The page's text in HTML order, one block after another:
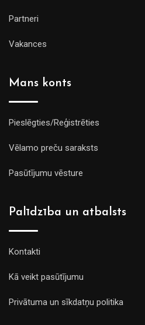
Partneri
Vakances
Mans konts
Pieslēgties/Reģistrēties
Vēlamo preču saraksts
Pasūtījumu vēsture
Palīdzība un atbalsts
Kontakti
Kā veikt pasūtījumu
Privātuma un sīkdatņu politika